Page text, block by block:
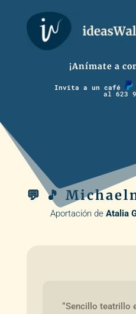
¡Anímate a
Invita a un café
al 623
💬 🎵
Aportación de Atalia
“Sencillo teatrillo